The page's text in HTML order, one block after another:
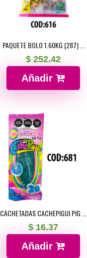
PAQUETE BOLO 1.60KG (287) ...
$ 252.42
Añadir
CACHETADAS CACHEPIGUI PIG ...
$ 16.37
Añadir